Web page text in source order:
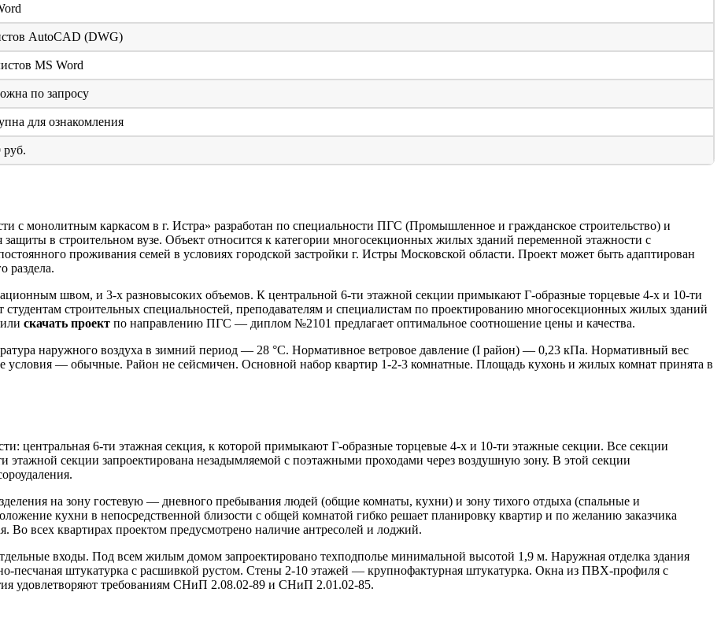
AutoCAD (DWG)
MS Word
по запросу
для ознакомления
руб.
монолитным каркасом в г. Истра» разработан по специальности ПГС (Промышленное и гражданское строительство) и
защиты в строительном вузе. Объект относится к категории многосекционных жилых зданий переменной этажности с
проживания семей в условиях городской застройки г. Истры Московской области. Проект может быть адаптирован
раздела.
швом, и 3-х разновысоких объемов. К центральной 6-ти этажной секции примыкают Г-образные торцевые 4-х и 10-ти
студентам строительных специальностей, преподавателям и специалистам по проектированию многосекционных жилых зданий
или скачать проект по направлению ПГС — диплом №2101 предлагает оптимальное соотношение цены и качества.
наружного воздуха в зимний период — 28 °С. Нормативное ветровое давление (I район) — 0,23 кПа. Нормативный вес
условия — обычные. Район не сейсмичен. Основной набор квартир 1-2-3 комнатные. Площадь кухонь и жилых комнат принята в
центральная 6-ти этажная секция, к которой примыкают Г-образные торцевые 4-х и 10-ти этажные секции. Все секции
секции запроектирована незадымляемой с поэтажными проходами через воздушную зону. В этой секции
на зону гостевую — дневного пребывания людей (общие комнаты, кухни) и зону тихого отдыха (спальные и
кухни в непосредственной близости с общей комнатой гибко решает планировку квартир и по желанию заказчика
Во всех квартирах проектом предусмотрено наличие антресолей и лоджий.
входы. Под всем жилым домом запроектировано техподполье минимальной высотой 1,9 м. Наружная отделка здания
штукатурка с расшивкой рустом. Стены 2-10 этажей — крупнофактурная штукатурка. Окна из ПВХ-профиля с
удовлетворяют требованиям СНиП 2.08.02-89 и СНиП 2.01.02-85.